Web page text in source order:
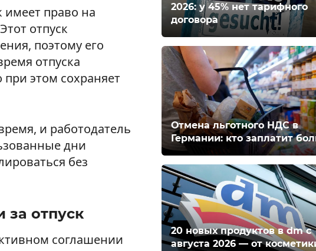
право на
отпуск
поэтому его
отпуска
этом сохраняет
и работодатель
дни
без
за отпуск
соглашении
2026: у 45% нет тарифного
договора
Отмена льготного НДС в
Германии: кто заплатит
20 новых продуктов в dm с
августа 2026 — от